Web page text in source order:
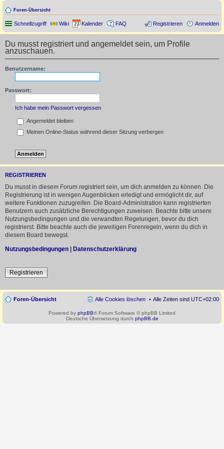
Foren-Übersicht
Schnellzugriff Wiki Kalender FAQ Anmelden
Registrieren
Du musst registriert und angemeldet sein, um Profile
anzuschauen.
Benutzername:
Passwort:
Ich habe mein Passwort vergessen
Angemeldet bleiben
Meinen Online-Status während dieser Sitzung verbergen
REGISTRIEREN
Du musst in diesem Forum registriert sein, um dich anmelden zu können. Die
Registrierung ist in wenigen Augenblicken erledigt und ermöglicht dir, auf
weitere Funktionen zuzugreifen. Die Board-Administration kann registrierten
Benutzern auch zusätzliche Berechtigungen zuweisen. Beachte bitte unsere
Nutzungsbedingungen und die verwandten Regelungen, bevor du dich
registrierst. Bitte beachte auch die jeweiligen Forenregeln, wenn du dich in
diesem Board bewegst.
Nutzungsbedingungen | Datenschutzerklärung
Registrieren
Foren-Übersicht Alle Zeiten sind UTC+02:00
Alle Cookies löschen
Powered by phpBB® Forum Software © phpBB Limited
Deutsche Übersetzung durch phpBB.de